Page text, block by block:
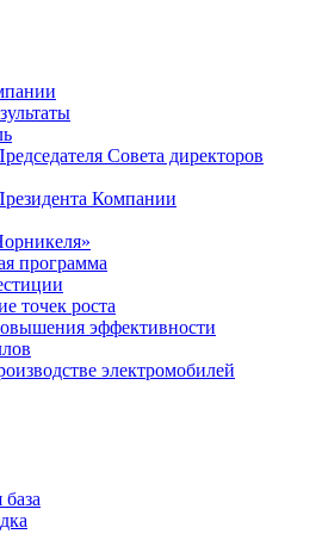
Совета директоров
Компании
программа
точек роста
эффективности
электромобилей